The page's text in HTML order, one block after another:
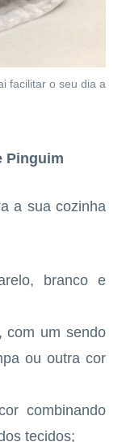
facilitar o seu dia a
Pinguim
a sua cozinha
branco e
com um sendo
ou outra cor
combinando
tecidos;